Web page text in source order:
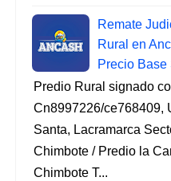
Remate
Rural en
Precio Base
Predio Rural signado
Cn8997226/ce768409,
Santa, Lacramarca
Chimbote / Predio la
Chimbote T...